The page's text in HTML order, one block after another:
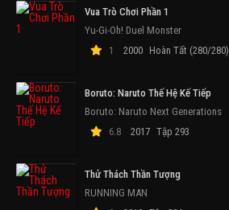
Vua Trò Chơi Phần 1
Yu-Gi-Oh! Duel Monster
1
2000 Hoàn Tất (280/280)
Boruto: Naruto Thế Hệ Kế Tiếp
Boruto: Naruto Next Generations
6.8
2017 Tập 293
Thử Thách Thần Tượng
RUNNING MAN